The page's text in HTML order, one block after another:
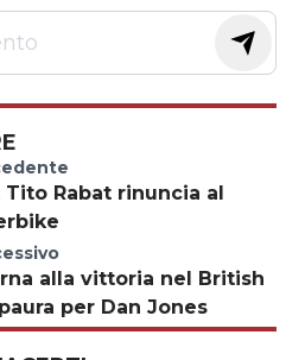
Tito Rabat rinuncia al
alla vittoria nel British
per Dan Jones